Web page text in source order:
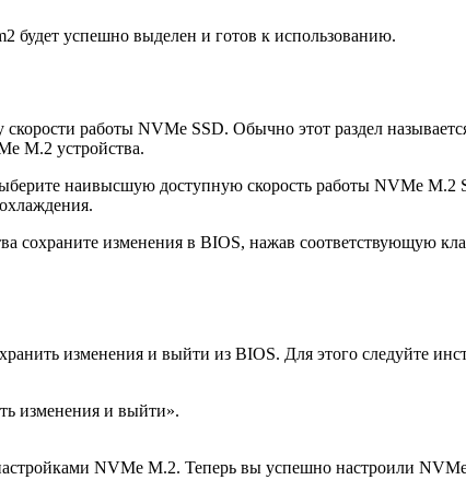
будет успешно выделен и готов к использованию.
работы NVMe SSD. Обычно этот раздел
M.2 устройства.
наивысшую доступную скорость работы NVMe M.2
сохраните изменения в BIOS, нажав соответствующую
изменения и выйти из BIOS. Для этого следуйте
изменения и выйти».
NVMe M.2. Теперь вы успешно настроили